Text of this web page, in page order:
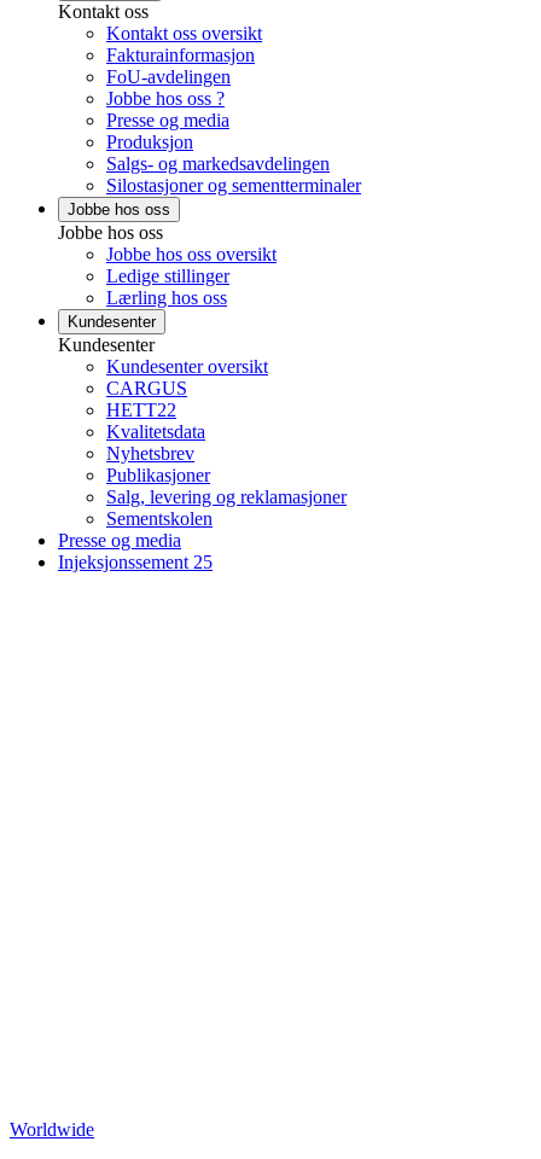
Kontakt oss
Kontakt oss oversikt
Fakturainformasjon
FoU-avdelingen
Jobbe hos oss ?
Presse og media
Produksjon
Salgs- og markedsavdelingen
Silostasjoner og sementterminaler
Jobbe hos oss
Jobbe hos oss
Jobbe hos oss oversikt
Ledige stillinger
Lærling hos oss
Kundesenter
Kundesenter
Kundesenter oversikt
CARGUS
HETT22
Kvalitetsdata
Nyhetsbrev
Publikasjoner
Salg, levering og reklamasjoner
Sementskolen
Presse og media
Injeksjonssement 25
Worldwide